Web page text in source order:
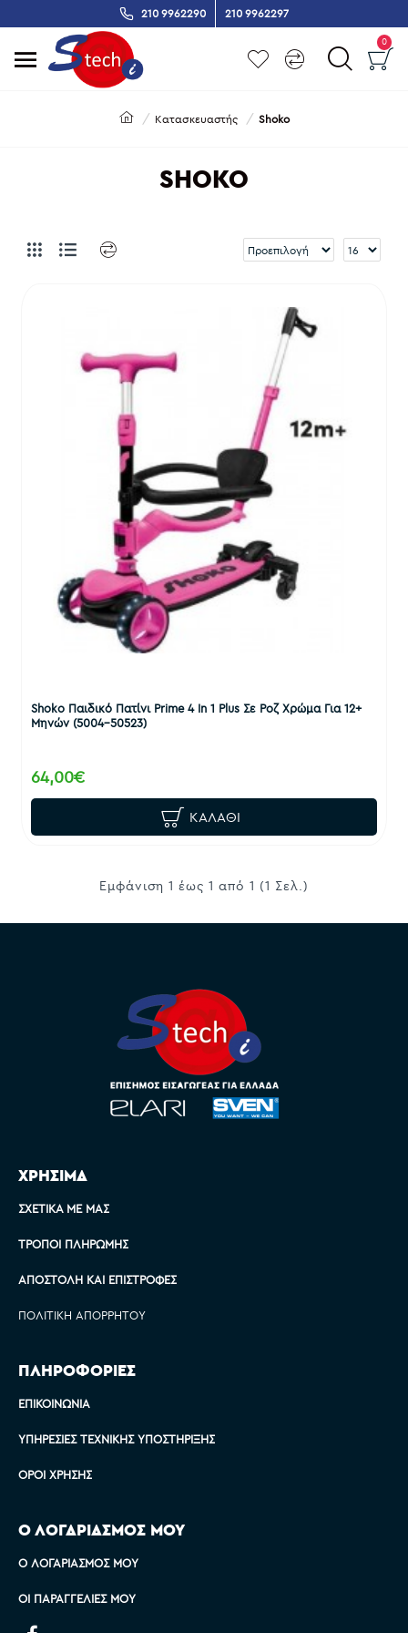
210 9962290 210 9962297
0
Κατασκευαστής Shoko
SHOKO
Shoko Παιδικό Πατίνι Prime 4 In 1 Plus Σε Ροζ Χρώμα Για 12+
Μηνών (5004-50523)
64,00€
ΚΑΛΆΘΙ
Εμφάνιση 1 έως 1 από 1 (1 Σελ.)
ΧΡΗΣΙΜΑ
ΣΧΕΤΙΚΆ ΜΕ ΜΑΣ
ΤΡΌΠΟΙ ΠΛΗΡΩΜΉΣ
ΑΠΟΣΤΟΛΉ ΚΑΙ ΕΠΙΣΤΡΟΦΈΣ
ΠΟΛΙΤΙΚΉ ΑΠΟΡΡΉΤΟΥ
ΠΛΗΡΟΦΟΡΙΕΣ
ΕΠΙΚΟΙΝΩΝΊΑ
ΥΠΗΡΕΣΊΕΣ ΤΕΧΝΙΚΉΣ ΥΠΟΣΤΉΡΙΞΗΣ
ΌΡΟΙ ΧΡΉΣΗΣ
Ο ΛΟΓΑΡΙΑΣΜΟΣ ΜΟΥ
Ο ΛΟΓΑΡΙΑΣΜΌΣ ΜΟΥ
ΟΙ ΠΑΡΑΓΓΕΛΊΕΣ ΜΟΥ